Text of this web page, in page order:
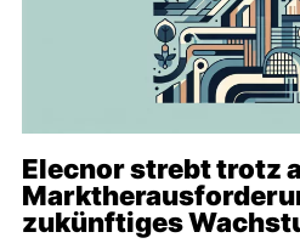
Elecnor strebt trotz
zukünftiges